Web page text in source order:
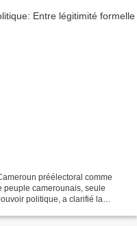
préélectoral comme
peuple camerounais, seule
politique, a clarifié la